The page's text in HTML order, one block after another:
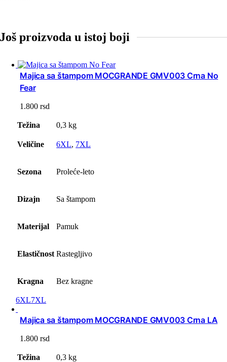
Još proizvoda u istoj boji
Majica sa štampom MOCGRANDE GMV003 Crna No
Fear
1.800rsd
Težina 0,3 kg
Veličine 6XL, 7XL
Sezona Proleće-leto
Dizajn Sa štampom
Materijal Pamuk
Elastičnost Rastegljivo
Kragna Bez kragne
6XL7XL
Majica sa štampom MOCGRANDE GMV003 Crna LA
1.800rsd
Težina 0,3 kg